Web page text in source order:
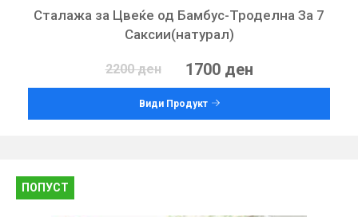
Сталажа за Цвеќе од Бамбус-Троделна За 7
Саксии(натурал)
2200 ден 1700 ден
Види Продукт
ПОПУСТ